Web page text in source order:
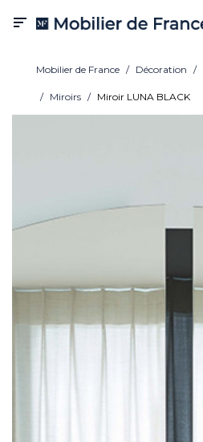
Mobilier de France Décoration
Miroirs Miroir LUNA BLACK